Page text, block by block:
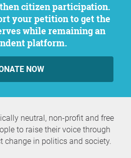
your petition to get the
while remaining an
platform.
NOW
neutral, non-profit and free
to raise their voice through
change in politics and society.